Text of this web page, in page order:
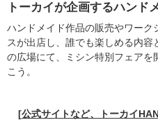
トーカイが企画するハンド
ハンドメイド作品の販売やワー
スが出店し、誰でも楽しめる内容
の広場にて、ミシン特別フェア
こう。
[公式サイトなど、トーカイ